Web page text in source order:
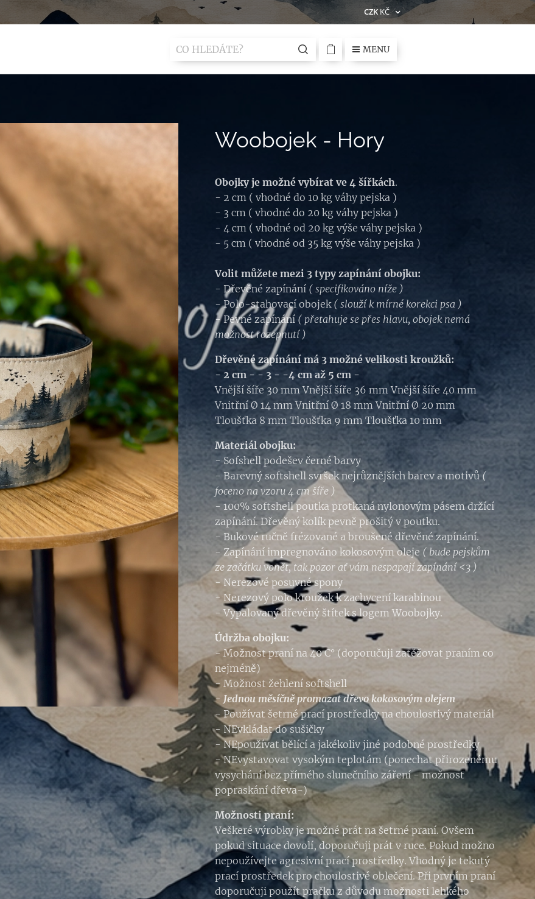
CZKKČ
MENU
Woobojek - Hory
Obojky je možné vybírat ve 4 šířkách.
- 2 cm ( vhodné do 10 kg váhy pejska )
- 3 cm ( vhodné do 20 kg váhy pejska )
- 4 cm ( vhodné od 20 kg výše váhy pejska )
- 5 cm ( vhodné od 35 kg výše váhy pejska )
Volit můžete mezi 3 typy zapínání obojku:
- Dřevěné zapínání ( specifikováno níže )
- Polo-stahovací obojek ( slouží k mírné korekci psa )
- Pevné zapínání ( přetahuje se přes hlavu, obojek nemá
možnost rozepnutí )
Dřevěné zapínání má 3 možné velikosti kroužků:
- 2 cm - - 3 - -4 cm až 5 cm -
Vnější šíře 30 mm Vnější šíře 36 mm Vnější šíře 40 mm
Vnitřní Ø 14 mm Vnitřní Ø 18 mm Vnitřní Ø 20 mm
Tloušťka 8 mm Tloušťka 9 mm Tloušťka 10 mm
Materiál obojku:
- Sofshell podešev černé barvy
- Barevný softshell svršek nejrůznějších barev a motivů (
foceno na vzoru 4 cm šíře )
- 100% softshell poutka protkaná nylonovým pásem držící
zapínání. Dřevěný kolík pevně prošitý v poutku.
- Bukové ručně frézované a broušené dřevěné zapínání.
- Zapínání impregnováno kokosovým oleje ( bude pejskům
ze začátku vonět, tak pozor ať vám nespapají zapínání <3 )
- Nerezové posuvné spony
- Nerezový polo kroužek k zachycení karabinou
- Vypalovaný dřevěný štítek s logem Woobojky.
Údržba obojku:
- Možnost praní na 40 C° (doporučuji zatěžovat praním co
nejméně)
- Možnost žehlení softshell
- Jednou měsíčně promazat dřevo kokosovým olejem
- Používat šetrné prací prostředky na choulostivý materiál
- NEvkládat do sušičky
- NEpoužívat bělící a jakékoliv jiné podobné prostředky
- NEvystavovat vysokým teplotám (ponechat přirozenému
vysychání bez přímého slunečního záření - možnost
popraskání dřeva-)
Možnosti praní:
Veškeré výrobky je možné prát na šetrné praní. Ovšem
pokud situace dovolí, doporučuji prát v ruce. Pokud možno
nepoužívejte agresivní prací prostředky. Vhodný je tekutý
prací prostředek pro choulostivé oblečení. Při prvním praní
doporučuji použít pračku z důvodu možnosti lehkého